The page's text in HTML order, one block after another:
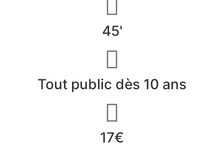
45'
Tout public dès 10 ans
17€